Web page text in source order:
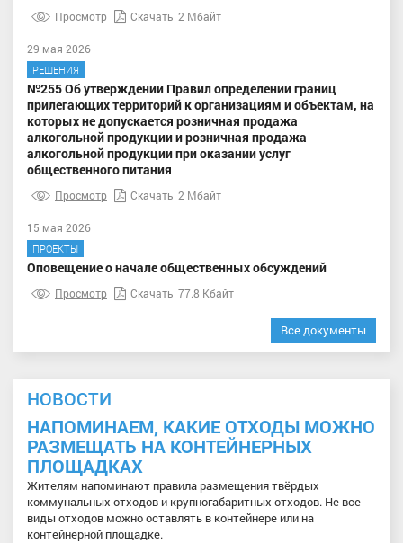
Просмотр Скачать 2 Мбайт
29 мая 2026
РЕШЕНИЯ
№255 Об утверждении Правил определении границ
прилегающих территорий к организациям и объектам, на
которых не допускается розничная продажа
алкогольной продукции и розничная продажа
алкогольной продукции при оказании услуг
общественного питания
Просмотр Скачать 2 Мбайт
15 мая 2026
ПРОЕКТЫ
Оповещение о начале общественных обсуждений
Просмотр Скачать 77.8 Кбайт
Все документы
НОВОСТИ
НАПОМИНАЕМ, КАКИЕ ОТХОДЫ МОЖНО
РАЗМЕЩАТЬ НА КОНТЕЙНЕРНЫХ
ПЛОЩАДКАХ
Жителям напоминают правила размещения твёрдых
коммунальных отходов и крупногабаритных отходов. Не все
виды отходов можно оставлять в контейнере или на
контейнерной площадке.